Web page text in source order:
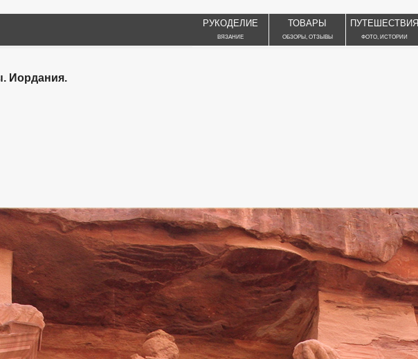
РУКОДЕЛИЕ
ВЯЗАНИЕ
ТОВАРЫ
ОБЗОРЫ, ОТЗЫВЫ
ПУТЕШЕСТВИЯ
ФОТО, ИСТОРИИ
Иордания.